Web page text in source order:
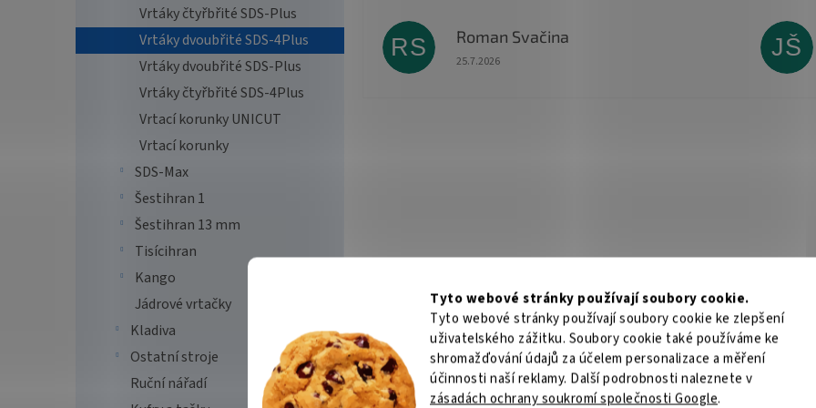
Tyto webové stránky používají soubory cookie.
Tyto webové stránky používají soubory cookie ke zlepšení
uživatelského zážitku. Soubory cookie také používáme ke
shromažďování údajů za účelem personalizace a měření
účinnosti naší reklamy. Další podrobnosti naleznete v
zásadách ochrany soukromí společnosti Google.
Vrtáky čtyřbřité SDS-Plus
Vrtáky dvoubřité SDS-4Plus
Vrtáky dvoubřité SDS-Plus
Vrtáky čtyřbřité SDS-4Plus
Vrtací korunky UNICUT
Vrtací korunky
SDS-Max
Šestihran 1
Šestihran 13 mm
Tisícihran
Kango
Jádrové vrtačky
Kladiva
Ostatní stroje
Ruční nářadí
RS Roman Svačina
Hodnocení obchodu je 5 z 5 hvězdiček.
25.7.2026
JŠ